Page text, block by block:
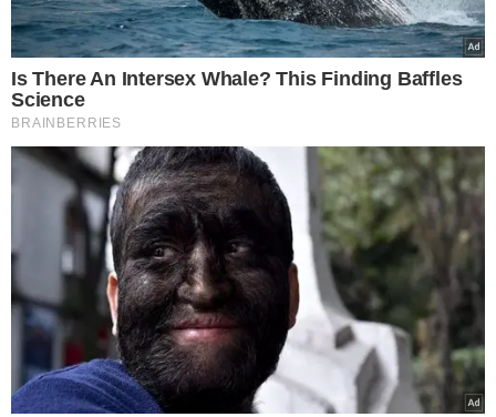
VEJA MAIS NOTÍCIAS